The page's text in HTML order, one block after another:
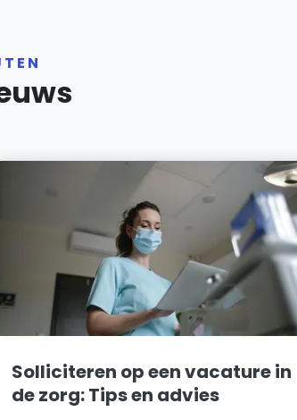
Solliciteren op een vacature in
de zorg: Tips en advies